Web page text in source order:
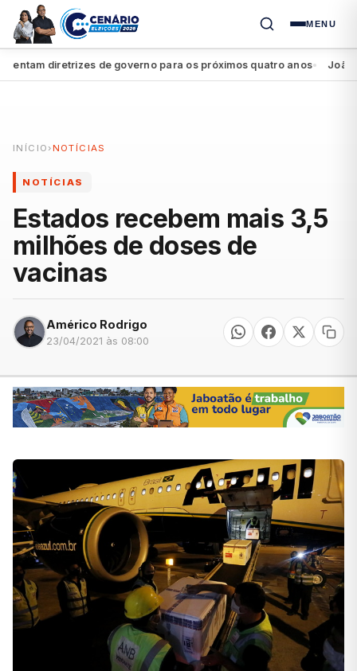
MENU
diretrizes de governo para os próximos quatro anos● João
INÍCIO › NOTÍCIAS
NOTÍCIAS
Estados recebem mais 3,5
milhões de doses de
vacinas
Américo Rodrigo
23/04/2021 às 08:00